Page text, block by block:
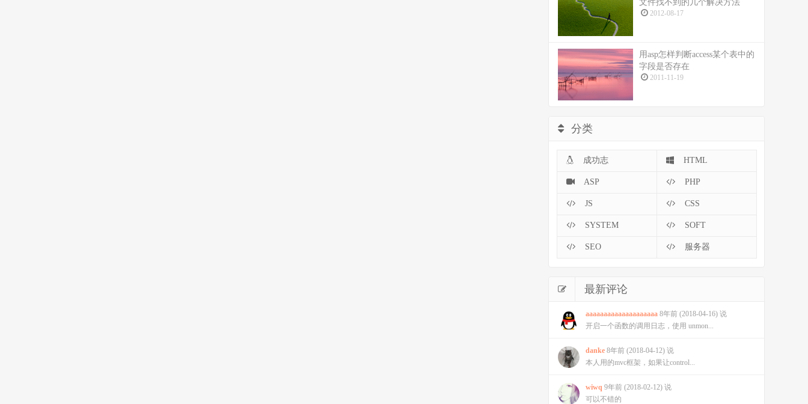
文件找不到的几个解决方法
2012-08-17
用asp怎样判断access某个表中的
字段是否存在
2011-11-19
分类
成功志 HTML
ASP PHP
JS CSS
SYSTEM SOFT
SEO 服务器
最新评论
aaaaaaaaaaaaaaaaaaaa 8年前 (2018-04-16) 说
开启一个函数的调用日志，使用 unmon...
danke 8年前 (2018-04-12) 说
本人用的mvc框架，如果让control...
wiwq 9年前 (2018-02-12) 说
可以不错的